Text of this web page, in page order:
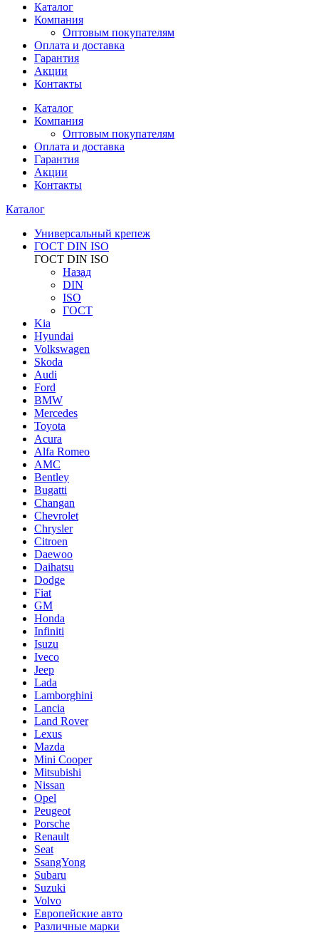
Каталог
Компания
Оптовым покупателям
Оплата и доставка
Гарантия
Акции
Контакты
Каталог
Компания
Оптовым покупателям
Оплата и доставка
Гарантия
Акции
Контакты
Каталог
Универсальный крепеж
ГОСТ DIN ISO
ГОСТ DIN ISO
Назад
DIN
ISO
ГОСТ
Kia
Hyundai
Volkswagen
Skoda
Audi
Ford
BMW
Mercedes
Toyota
Acura
Alfa Romeo
AMC
Bentley
Bugatti
Changan
Chevrolet
Chrysler
Citroen
Daewoo
Daihatsu
Dodge
Fiat
GM
Honda
Infiniti
Isuzu
Iveco
Jeep
Lada
Lamborghini
Lancia
Land Rover
Lexus
Mazda
Mini Cooper
Mitsubishi
Nissan
Opel
Peugeot
Porsche
Renault
Seat
SsangYong
Subaru
Suzuki
Volvo
Европейские авто
Различные марки